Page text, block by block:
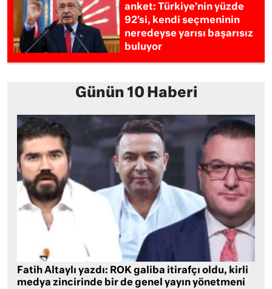
anket: Türkiye’nin yüzde
92’si, kendi seçmeninin
neredeyse yarısı başarısız
buluyor
Günün 10 Haberi
Fatih Altaylı yazdı: ROK galiba itirafçı oldu, kirli
medya zincirinde bir de genel yayın yönetmeni